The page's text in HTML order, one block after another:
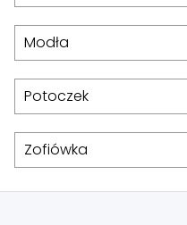
Modła
Potoczek
Zofiówka